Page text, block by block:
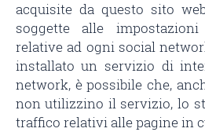
acquisite da questo sito
soggette alle impostazioni
relative ad ogni social
installato un servizio di
network, è possibile che,
non utilizzino il servizio, lo
traffico relativi alle pagine in